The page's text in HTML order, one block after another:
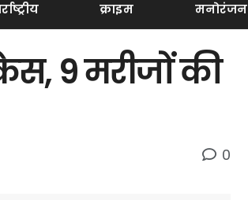
क्राइम मनोरंजन
9 मरीजों की
0